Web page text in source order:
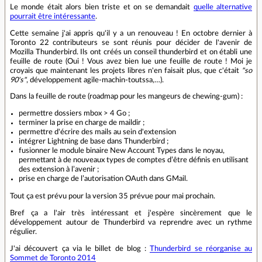
Le monde était alors bien triste et on se demandait quelle alternative
pourrait être intéressante.
Cette semaine j'ai appris qu'il y a un renouveau ! En octobre dernier à
Toronto 22 contributeurs se sont réunis pour décider de l'avenir de
Mozilla Thunderbird. Ils ont créés un conseil thunderbird et on établi une
feuille de route (Oui ! Vous avez bien lue une feuille de route ! Moi je
croyais que maintenant les projets libres n'en faisait plus, que c'était "so
90's", développement agile-machin-toutssa,…).
Dans la feuille de route (roadmap pour les mangeurs de chewing-gum) :
permettre dossiers mbox > 4 Go ;
terminer la prise en charge de maildir ;
permettre d'écrire des mails au sein d'extension
intégrer Lightning de base dans Thunderbird ;
fusionner le module binaire New Account Types dans le noyau,
permettant à de nouveaux types de comptes d’être définis en utilisant
des extension à l’avenir ;
prise en charge de l’autorisation OAuth dans GMail.
Tout ça est prévu pour la version 35 prévue pour mai prochain.
Bref ça a l'air très intéressant et j'espère sincèrement que le
développement autour de Thunderbird va reprendre avec un rythme
régulier.
J'ai découvert ça via le billet de blog :Thunderbird se réorganise au
Sommet de Toronto 2014